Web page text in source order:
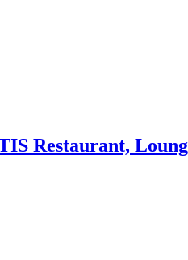
Restaurant,